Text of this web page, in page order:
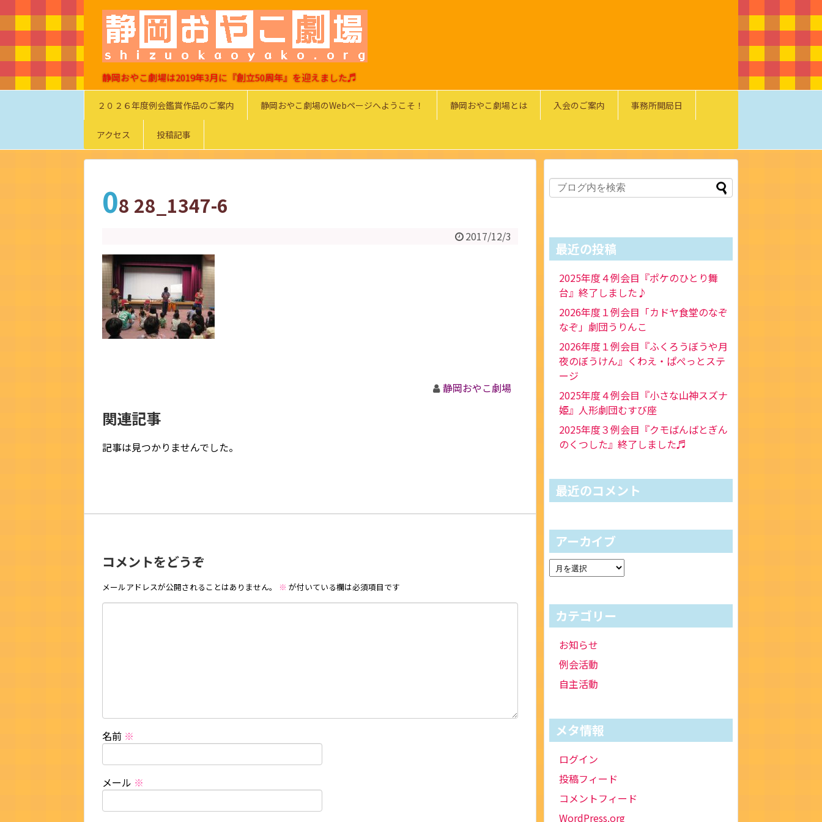
静岡おやこ劇場は2019年3月に『創立50周年』を迎えました♬
２０２６年度例会鑑賞作品のご案内 静岡おやこ劇場のWebページへようこそ！ 静岡おやこ劇場とは 入会のご案内 事務所開局日
アクセス 投稿記事
08 28_1347-6
2017/12/3
静岡おやこ劇場
関連記事
記事は見つかりませんでした。
コメントをどうぞ
メールアドレスが公開されることはありません。 ※ が付いている欄は必須項目です
名前 ※
メール ※
最近の投稿
2025年度４例会目『ポケのひとり舞
台』終了しました♪
2026年度１例会目「カドヤ食堂のなぞ
なぞ」劇団うりんこ
2026年度１例会目『ふくろうぼうや月
夜のぼうけん』くわえ・ぱぺっとステ
ージ
2025年度４例会目『小さな山神スズナ
姫』人形劇団むすび座
2025年度３例会目『クモばんばとぎん
のくつした』終了しました♬
最近のコメント
アーカイブ
カテゴリー
お知らせ
例会活動
自主活動
メタ情報
ログイン
投稿フィード
コメントフィード
WordPress.org